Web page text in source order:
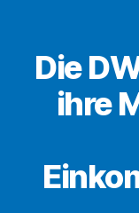
Die
ihre